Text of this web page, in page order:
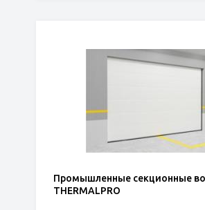
Промышленные секционные
THERMALPRO